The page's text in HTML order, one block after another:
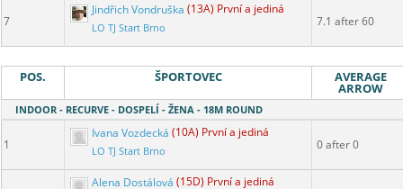
7
Jindřich Vondruška (13A) První a jediná
LO TJ Start Brno 7.1 after 60
POS. ŠPORTOVEC AVERAGE
ARROW
INDOOR - RECURVE - DOSPELÍ - ŽENA - 18M ROUND
1
Ivana Vozdecká (10A) První a jediná
LO TJ Start Brno 0 after 0
Alena Dostálová (15D) První a jediná